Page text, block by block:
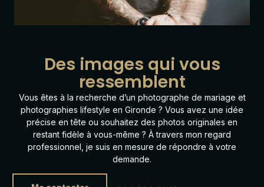
Des images qui vous
ressemblent
Vous êtes à la recherche d’un photographe de mariage et
photographies lifestyle en Gironde ? Vous avez une idée
précise en tête ou souhaitez des photos originales en
restant fidèle à vous-même ? À travers mon regard
professionnel, je suis en mesure de répondre à votre
demande.